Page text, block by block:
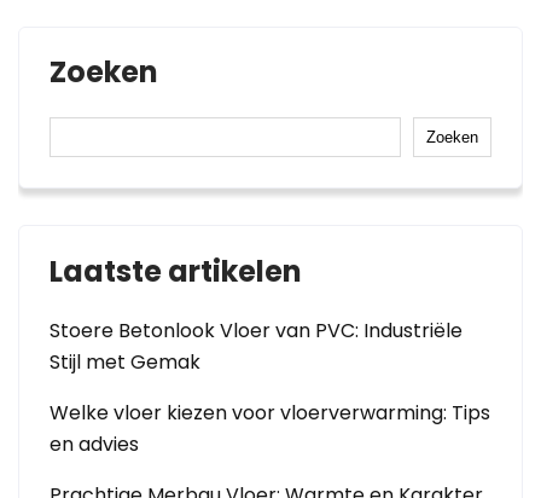
Zoeken
Zoeken
Laatste artikelen
Stoere Betonlook Vloer van PVC: Industriële
Stijl met Gemak
Welke vloer kiezen voor vloerverwarming: Tips
en advies